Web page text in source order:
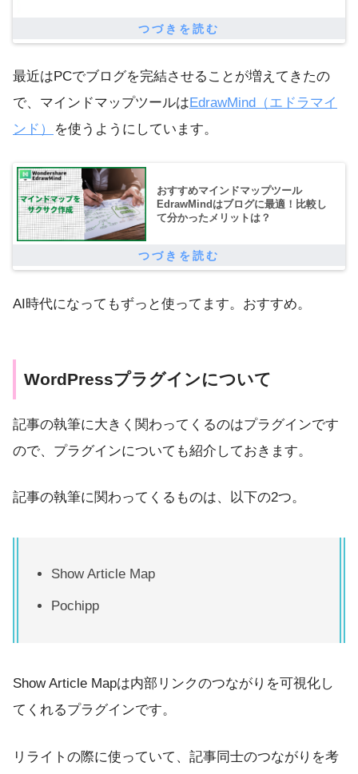
最近はPCでブログを完結させることが増えてきたの
で、マインドマップツールは EdrawMind（エドラマイ
ンド）
を使うようにしています。
おすすめマインドマップツール
EdrawMindはブログに最適！比較し
て分かったメリットは？
AI時代になってもずっと使ってます。おすすめ。
WordPressプラグインについて
記事の執筆に大きく関わってくるのはプラグインです
ので、プラグインについても紹介しておきます。
記事の執筆に関わってくるものは、以下の2つ。
Show Article Map
Pochipp
Show Article Mapは内部リンクのつながりを可視化し
てくれるプラグインです。
リライトの際に使っていて、記事同士のつながりを考